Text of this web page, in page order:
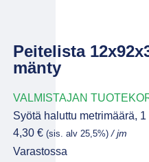
Peitelista
mänty
VALMISTAJAN
Syötä haluttu metrimäärä, 1
4,30 € (sis. alv 25,5%)/ jm
Varastossa